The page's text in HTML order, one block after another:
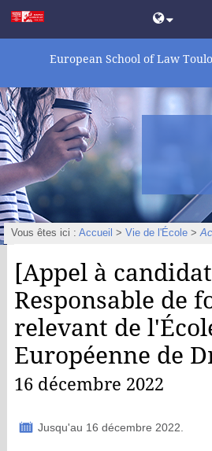
European School of Law
Vous êtes ici :Accueil >Vie de l'École >
[Appel à
Responsable de
relevant de
Européenne de
16 décembre 2022
Jusqu'au 16 décembre 2022.